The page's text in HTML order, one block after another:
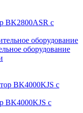
BK2800ASR с
оборудование
BK4000KJS с